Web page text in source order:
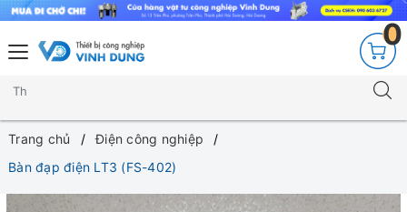
0
Trang chủ
Điện công nghiệp
Bàn đạp điện LT3 (FS-402)